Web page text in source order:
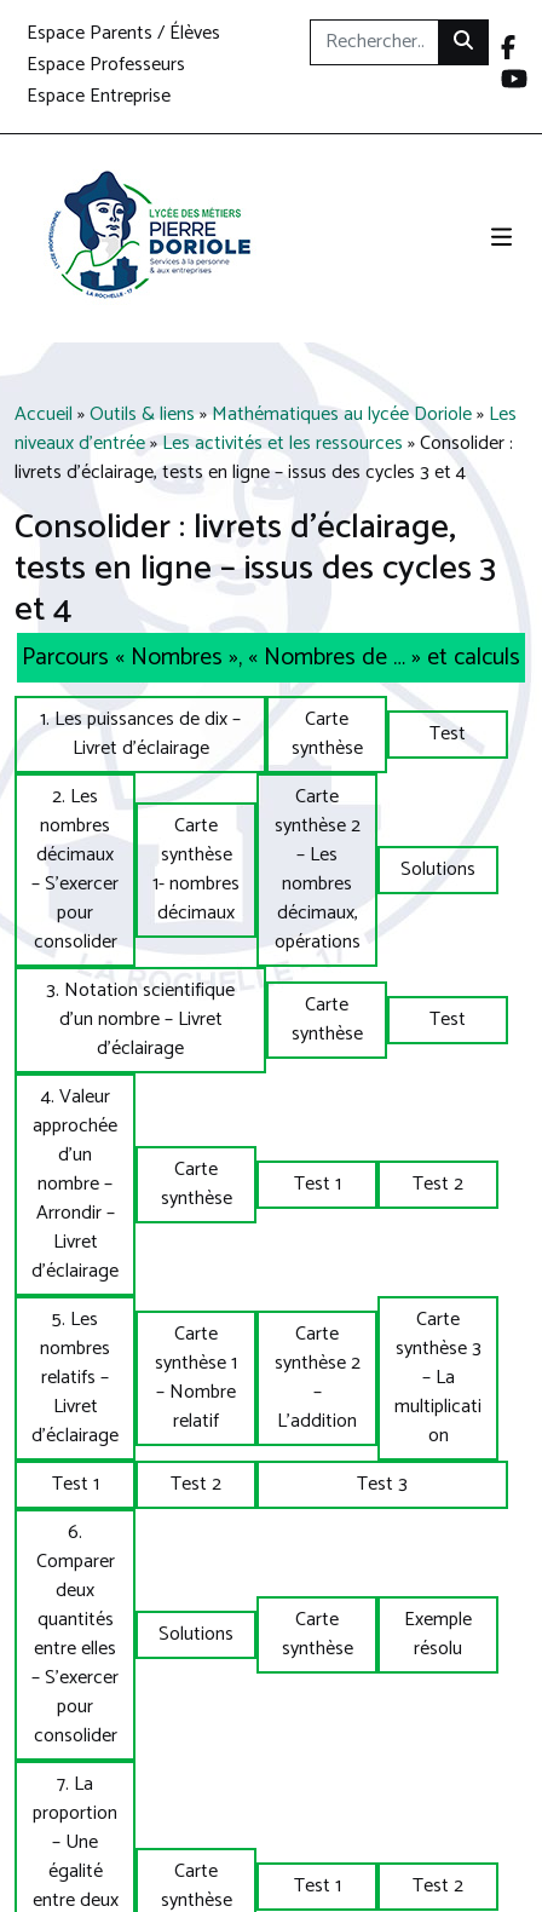
Espace Parents / Élèves
Espace Professeurs
Espace Entreprise
Accueil»Outils & liens»Mathématiques au lycée Doriole»Les
niveaux d’entrée»Les activités et les ressources»Consolider :
livrets d’éclairage, tests en ligne – issus des cycles 3 et 4
Consolider : livrets d’éclairage,
tests en ligne – issus des cycles 3
et 4
Parcours « Nombres », « Nombres de … » et calculs
1. Les puissances de dix –
Livret d’éclairage
Carte
synthèse
Test
2. Les
nombres
décimaux
– S’exercer
pour
consolider
Carte
synthèse
1- nombres
décimaux
Carte
synthèse 2
– Les
nombres
décimaux,
opérations
Solutions
3. Notation scientifique
d’un nombre – Livret
d’éclairage
Carte
synthèse
Test
4. Valeur
approchée
d’un
nombre –
Arrondir –
Livret
d’éclairage
Carte
synthèse
Test 1 Test 2
5. Les
nombres
relatifs –
Livret
d’éclairage
Carte
synthèse 1
– Nombre
relatif
Carte
synthèse 2
–
L’addition
Carte
synthèse 3
– La
multiplicati
on
Test 1
Test 2
Test 3
6.
Comparer
deux
quantités
entre elles
– S’exercer
pour
consolider
Solutions
Carte
synthèse
Exemple
résolu
7. La
proportion
– Une
égalité
entre deux
Carte
synthèse
Test 1 Test 2